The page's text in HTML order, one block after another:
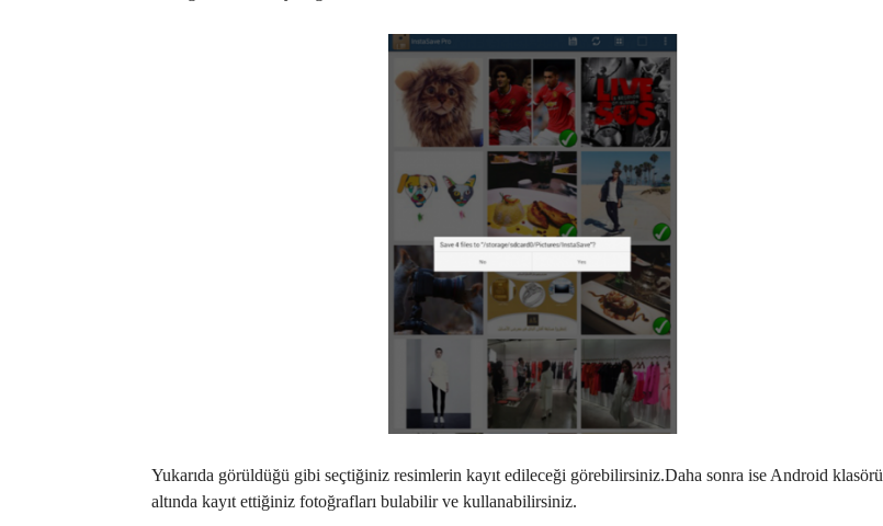
Yukarıda görüldüğü gibi seçtiğiniz resimlerin kayıt edileceği görebilirsiniz.Daha sonra ise Android klasörü
altında kayıt ettiğiniz fotoğrafları bulabilir ve kullanabilirsiniz.